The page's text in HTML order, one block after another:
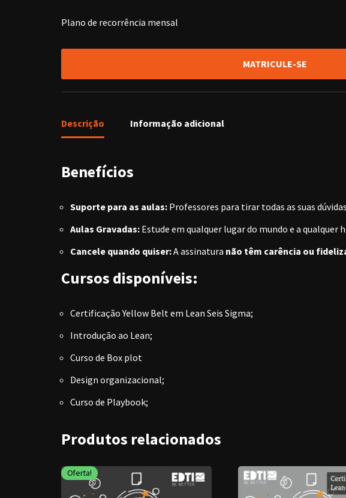
Plano de recorrência mensal
MATRICULE-SE
Descrição Informação adicional
Benefícios
Suporte para as aulas: Professores para tirar todas as suas
Aulas Gravadas: Estude em qualquer lugar do mundo e a qualquer
Cancele quando quiser:A assinatura não têm carência ou
Cursos disponíveis:
Certificação Yellow Belt em Lean Seis Sigma;
Introdução ao Lean;
Curso de Box plot
Design organizacional;
Curso de Playbook;
Produtos relacionados
Oferta!